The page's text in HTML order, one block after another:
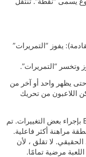
يفوز “التمريرات”
يظهر واحد أو آخر من
اللاعبون من تحريك
ومع ذلك ، قامت شركة Evolution Gaming بإجراء بعض التغييرات. تم
مراهنة أكثر فاعلية.
لا تقلق ، لأن
مرضية تمامًا.